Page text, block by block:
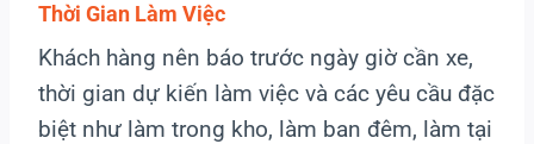
Thời Gian Làm Việc
Khách hàng nên báo trước ngày giờ cần xe,
thời gian dự kiến làm việc và các yêu cầu đặc
biệt như làm trong kho, làm ban đêm, làm tại